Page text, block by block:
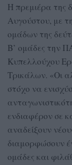
Η πρεμιέρα της
Αυγούστου, με
ομάδων της
Β’ ομάδες την
Κυπελλούχου
Τρικάλων. «Οι
στόχο να
ενδιαφέρον σε
αναδείξουν
διαμορφώσουν
ομάδες και